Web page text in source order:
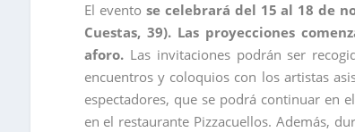
El evento se celebrará del 15 al 18 de
Cuestas, 39). Las proyecciones
aforo.Las invitaciones podrán ser
encuentros y coloquios con los artistas
espectadores, que se podrá continuar en el
en el restaurante Pizzacuellos. Además,